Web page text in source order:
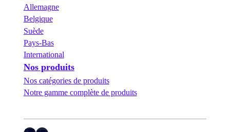
Allemagne
Belgique
Suède
Pays-Bas
International
Nos produits
Nos catégories de produits
Notre gamme complète de produits